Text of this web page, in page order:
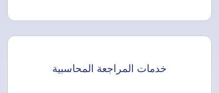
خدمات المراجعة المحاسبية